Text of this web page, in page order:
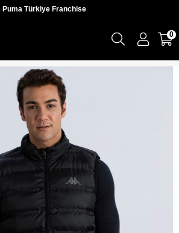
Puma Türkiye Franchise
0